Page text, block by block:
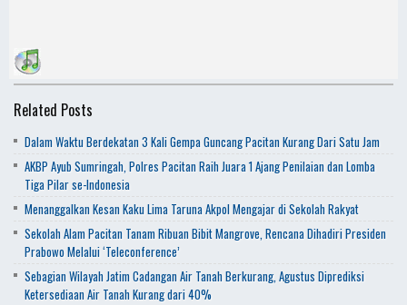
Related Posts
Dalam Waktu Berdekatan 3 Kali Gempa Guncang Pacitan Kurang Dari Satu Jam
AKBP Ayub Sumringah, Polres Pacitan Raih Juara 1 Ajang Penilaian dan Lomba
Tiga Pilar se-Indonesia
Menanggalkan Kesan Kaku Lima Taruna Akpol Mengajar di Sekolah Rakyat
Sekolah Alam Pacitan Tanam Ribuan Bibit Mangrove, Rencana Dihadiri Presiden
Prabowo Melalui ‘Teleconference’
Sebagian Wilayah Jatim Cadangan Air Tanah Berkurang, Agustus Diprediksi
Ketersediaan Air Tanah Kurang dari 40%